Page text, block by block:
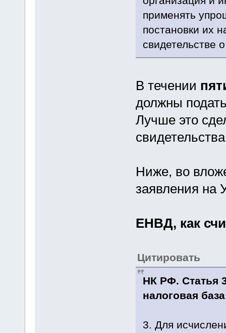
применять
постановки их
свидетельстве
В течении
должны
Лучше это
Ниже, во
заявления на
ЕНВД, как
Цитировать
НК РФ. Статья
налоговая база
3. Для